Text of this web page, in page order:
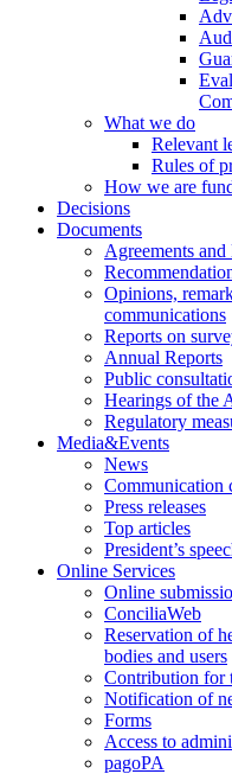
What we do
Relevant
Rules of
How we are
Decisions
Documents
Agreements
Opinions,
communications
Reports on
Annual Reports
Public
Hearings of the
Regulatory
Media&Events
News
Communication
Press releases
Top articles
President’s
Online Services
Online
ConciliaWeb
Reservation of
bodies and users
Contribution for
Notification of
Forms
Access to
pagoPA